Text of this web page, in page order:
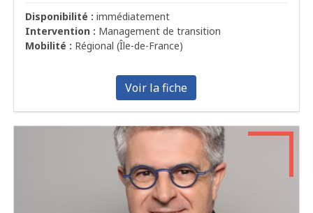
Disponibilité :immédiatement
Intervention : Management de transition
Mobilité : Régional (Île-de-France)
Voir la fiche